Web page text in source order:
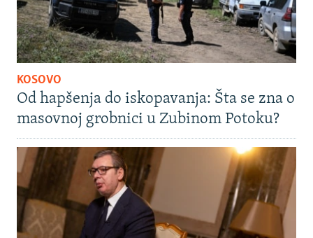
KOSOVO
Od hapšenja do iskopavanja: Šta se zna o
masovnoj grobnici u Zubinom Potoku?